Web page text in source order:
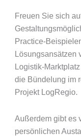
Freuen Sie sich
Practice-
Lösungsansätzen
Logistik-
die Bündelung im
Projekt LogRegio.
Außerdem gibt es
persönlichen